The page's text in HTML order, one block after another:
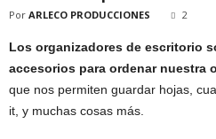
Por ARLECO PRODUCCIONES 2
Los organizadores de escritorio
accesorios para ordenar nuestra
que nos permiten guardar hojas,
it, y muchas cosas más.